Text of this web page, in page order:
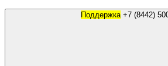
Поддержка